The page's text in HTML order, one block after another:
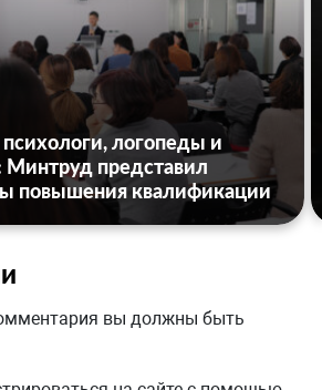
логопеды и
Минтруд представил
повышения квалификации
вы должны быть